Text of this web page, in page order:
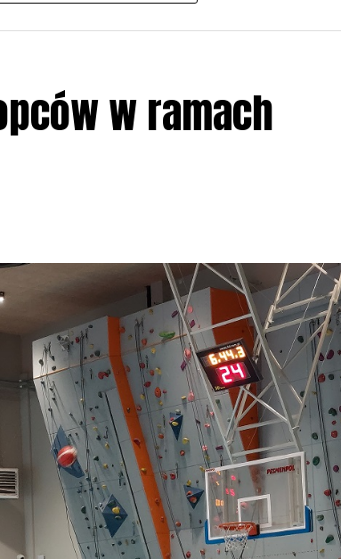
w Akcji, włączenia się w aktywne
przy grillu.Na wydarzenie obowiązują
w ramach